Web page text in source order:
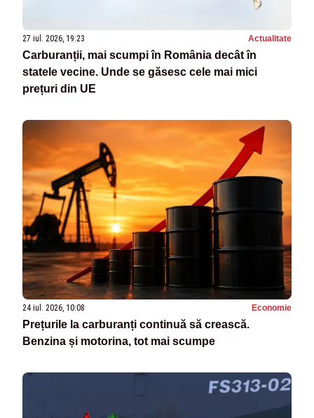
27 iul. 2026, 19:23 Actualitate
Carburanții, mai scumpi în România decât în
statele vecine. Unde se găsesc cele mai mici
prețuri din UE
24 iul. 2026, 10:08 Economie
Prețurile la carburanți continuă să crească.
Benzina și motorina, tot mai scumpe